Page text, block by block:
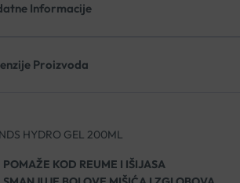
Informacije
Proizvoda
HYDRO GEL 200ML
POMAŽE KOD REUME I IŠIJASA